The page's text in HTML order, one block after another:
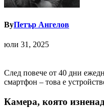
ByПетър Ангелов
юли 31, 2025
След повече от 40 дни
смартфон – това е
Камера, която